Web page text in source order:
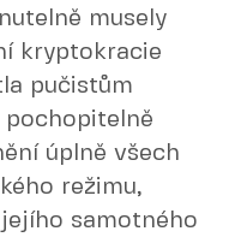
musely
kryptokracie
pučistům
úplně všech
režimu,
samotného